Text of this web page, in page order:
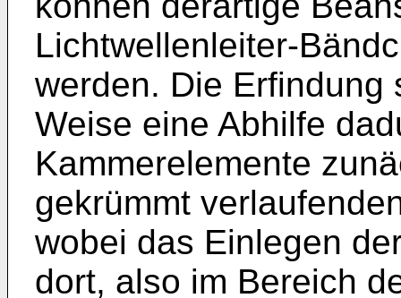
Lichtwellenleiter-
werden. Die Erfindung
Weise eine Abhilfe
Kammerelemente
gekrümmt
wobei das Einlegen
dort, also im Bereich